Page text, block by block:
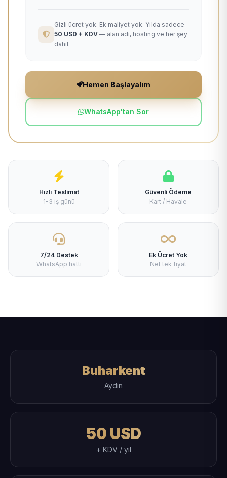
Gizli ücret yok. Ek maliyet yok. Yılda sadece
50 USD + KDV — alan adı, hosting ve her şey
dahil.
Hemen Başlayalım
WhatsApp'tan Sor
Hızlı Teslimat
1-3 iş günü
Güvenli Ödeme
Kart / Havale
7/24 Destek
WhatsApp hattı
Ek Ücret Yok
Net tek fiyat
Buharkent
Aydın
50 USD
+ KDV / yıl